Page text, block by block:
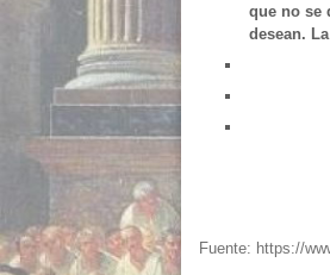
que no se
desean.
Fuente: https://